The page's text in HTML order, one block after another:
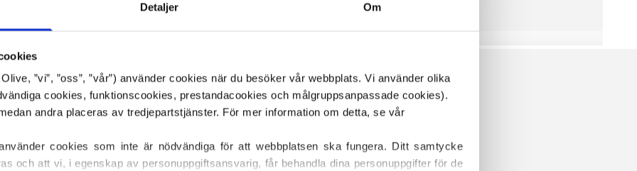
Detaljer Om
”vi”, ”oss”, ”vår”) använder cookies när du besöker vår webbplats. Vi använder olika
cookies, funktionscookies, prestandacookies och målgruppsanpassade cookies).
cookies som inte är nödvändiga för att webbplatsen ska fungera. Ditt samtycke
och att vi, i egenskap av personuppgiftsansvarig, får behandla dina personuppgifter för de
Din varukorg är tom